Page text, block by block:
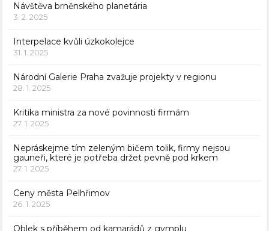
Návštěva brněnského planetária
3. 2. 2025
Interpelace kvůli úzkokolejce
31. 1. 2025
Národní Galerie Praha zvažuje projekty v regionu
28. 1. 2025
Kritika ministra za nové povinnosti firmám
27. 1. 2025
Nepráskejme tím zeleným bičem tolik, firmy nejsou
gauneři, které je potřeba držet pevně pod krkem
27. 1. 2025
Ceny města Pelhřimov
26. 1. 2025
Oblek s příběhem od kamarádů z gymplu